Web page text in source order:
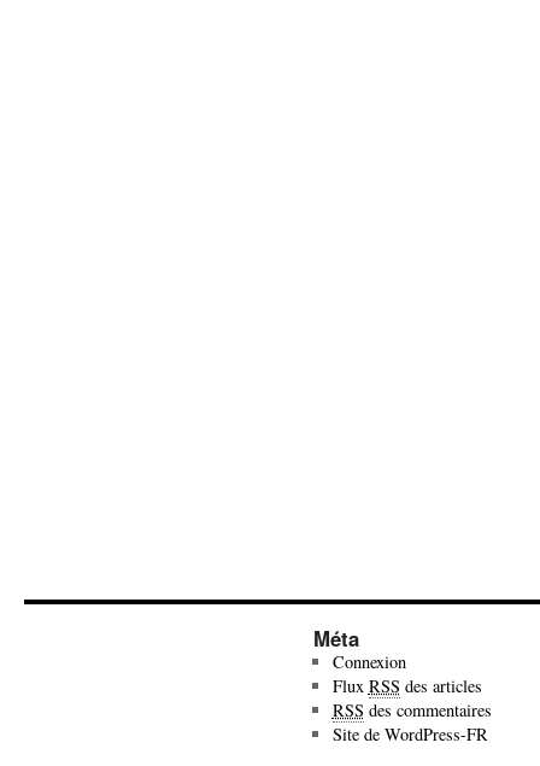
Méta
Connexion
Flux RSS des articles
RSS des commentaires
Site de WordPress-FR